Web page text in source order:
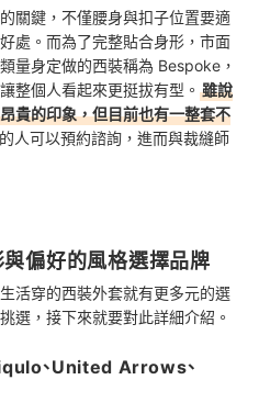
關鍵，不僅腰身與扣子位置要適
處。而為了完整貼合身形，市面
量身定做的西裝稱為 Bespoke，
整個人看起來更挺拔有型。 雖說
貴的印象，但目前也有一整套不
人可以預約諮詢，進而與裁縫師
偏好的風格選擇品牌
活穿的西裝外套就有更多元的選
選，接下來就要對此詳細介紹。
、United Arrows、